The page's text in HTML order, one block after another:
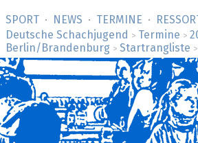
SPORT NEWS TERMINE
Deutsche Schachjugend
> Termine >
Berlin/Brandenburg > Startrangliste >